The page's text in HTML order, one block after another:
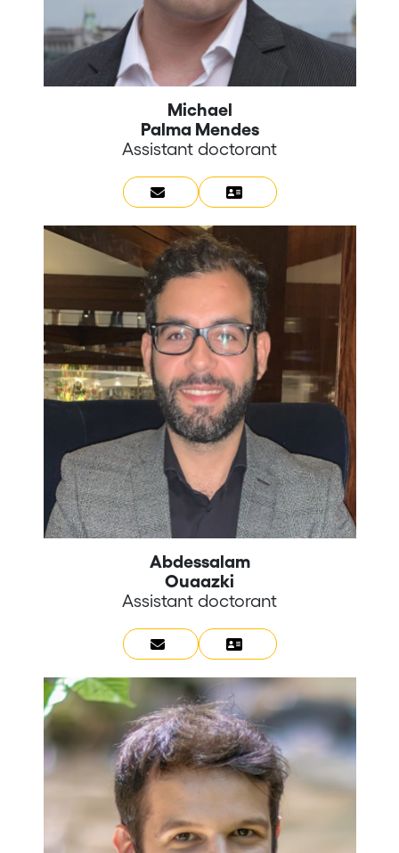
Michael
Palma Mendes
Assistant doctorant
Abdessalam
Ouaazki
Assistant doctorant